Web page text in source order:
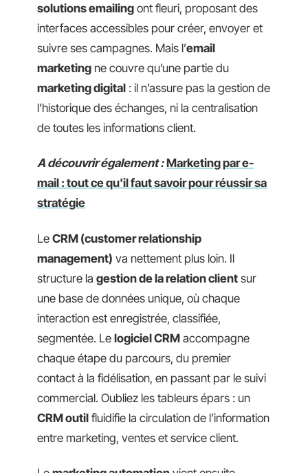
solutions emailing ont fleuri, proposant des
interfaces accessibles pour créer, envoyer et
suivre ses campagnes. Mais l’email
marketing ne couvre qu’une partie du
marketing digital : il n’assure pas la gestion de
l’historique des échanges, ni la centralisation
de toutes les informations client.
A découvrir également : Marketing par e-
mail : tout ce qu'il faut savoir pour réussir sa
stratégie
Le CRM (customer relationship
management) va nettement plus loin. Il
structure la gestion de la relation client sur
une base de données unique, où chaque
interaction est enregistrée, classifiée,
segmentée. Le logiciel CRM accompagne
chaque étape du parcours, du premier
contact à la fidélisation, en passant par le suivi
commercial. Oubliez les tableurs épars : un
CRM outil fluidifie la circulation de l’information
entre marketing, ventes et service client.